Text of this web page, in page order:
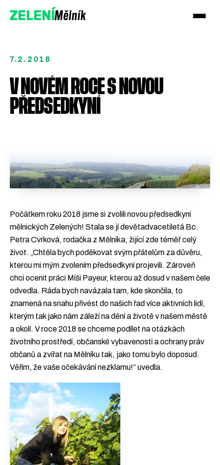
ZELENÍMělník
Podpořte nás
7.2.2018
V NOVÉM ROCE S NOVOU
PŘEDSEDKYNÍ
Počátkem roku 2018 jsme si zvolili novou předsedkyni
mělnických Zelených! Stala se jí devětadvacetiletá Bc.
Petra Cvrková, rodačka z Mělníka, žijící zde téměř celý
život. „Chtěla bych poděkovat svým přátelům za důvěru,
kterou mi mým zvolením předsedkyní projevili. Zároveň
chci ocenit práci Míši Payeur, kterou až dosud v našem čele
odvedla. Ráda bych navázala tam, kde skončila, to
znamená na snahu přivést do našich řad více aktivních lidí,
kterým tak jako nám záleží na dění a životě v našem městě
a okolí. V roce 2018 se chceme podílet na otázkách
životního prostředí, občanské vybavenosti a ochrany práv
občanů a zvířat na Mělníku tak, jako tomu bylo doposud.
Věřím, že vaše očekávání nezklamu!“ uvedla.